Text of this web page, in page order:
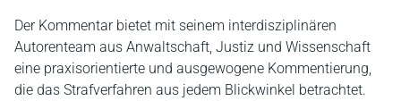
Der Kommentar bietet mit seinem interdisziplinären
Autorenteam aus Anwaltschaft, Justiz und Wissenschaft
eine praxisorientierte und ausgewogene Kommentierung,
die das Strafverfahren aus jedem Blickwinkel betrachtet.